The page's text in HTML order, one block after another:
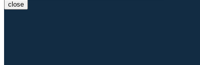
close